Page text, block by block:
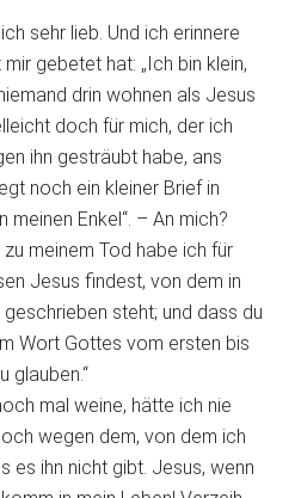
sehr lieb. Und ich erinnere
gebetet hat: „Ich bin klein,
drin wohnen als Jesus
doch für mich, der ich
ihn gesträubt habe, ans
noch ein kleiner Brief in
meinen Enkel“. – An mich?
zu meinem Tod habe ich für
Jesus findest, von dem in
steht; und dass du
Wort Gottes vom ersten bis
glauben.“
mal weine, hätte ich nie
wegen dem, von dem ich
es ihn nicht gibt. Jesus, wenn